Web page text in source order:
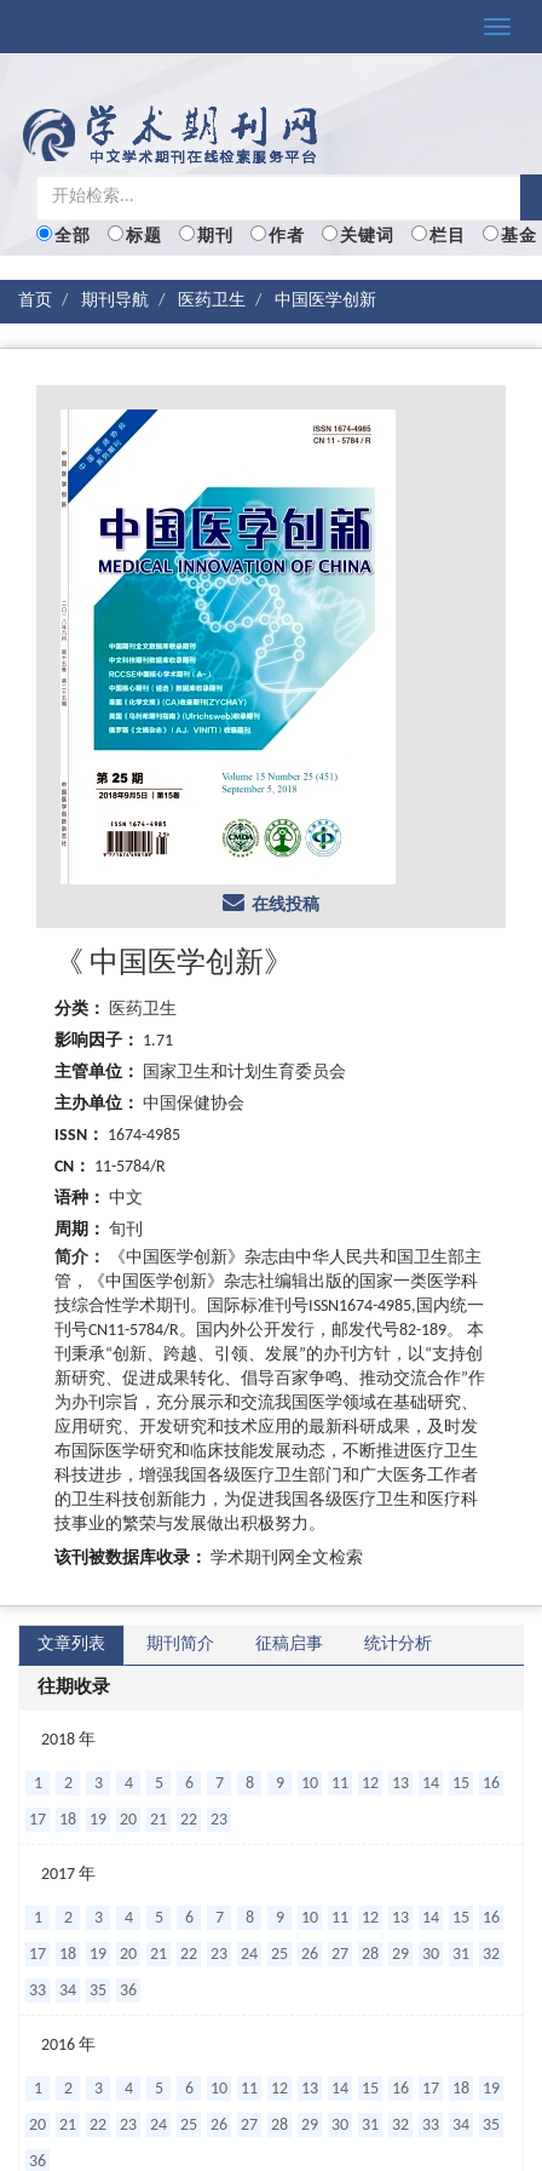
Toggle
全部 标题 期刊 作者 关键词 栏目 基金
首页 期刊导航 医药卫生 中国医学创新
在线投稿
《 中国医学创新》
分类： 医药卫生
影响因子： 1.71
主管单位：
国家卫生和计划生育委员会
主办单位： 中国保健协会
ISSN： 1674-4985
CN： 11-5784/R
语种： 中文
周期： 旬刊
简介：
《中国医学创新》杂志由中华人民共和国卫生部主
管，《中国医学创新》杂志社编辑出版的国家一类医学科
技综合性学术期刊。国际标准刊号ISSN1674-4985,国内统一
刊号CN11-5784/R。国内外公开发行，邮发代号82-189。 本
刊秉承“创新、跨越、引领、发展”的办刊方针，以“支持创
新研究、促进成果转化、倡导百家争鸣、推动交流合作”作
为办刊宗旨，充分展示和交流我国医学领域在基础研究、
应用研究、开发研究和技术应用的最新科研成果，及时发
布国际医学研究和临床技能发展动态，不断推进医疗卫生
科技进步，增强我国各级医疗卫生部门和广大医务工作者
的卫生科技创新能力，为促进我国各级医疗卫生和医疗科
技事业的繁荣与发展做出积极努力。
该刊被数据库收录： 学术期刊网全文检索
文章列表 期刊简介 征稿启事 统计分析
往期收录
2018 年
1 2 3 4 5 6 7 8 9 10 11 12 13 14 15
16
17
18 19 20 21 22 23
2017 年
1 2 3 4 5 6 7 8 9 10 11 12 13 14 15
16
17
18 19 20 21 22 23 24 25 26 27 28 29 30 31
32
33
34 35 36
2016 年
1 2 3 4 5 6 10 11 12 13 14 15 16 17 18
19
20
21 22 23 24 25 26 27 28 29 30 31 32 33 34
35
36
术
及
GBR
术
在